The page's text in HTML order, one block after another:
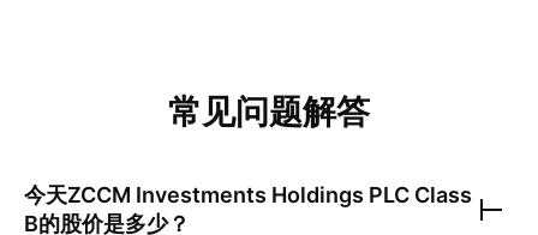
常见问题解答
今天ZCCM Investments Holdings PLC Class
B的股价是多少？